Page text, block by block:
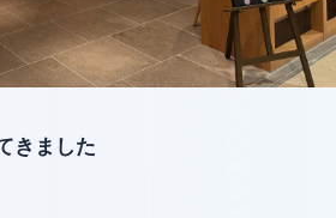
きました